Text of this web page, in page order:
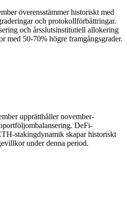
överensstämmer historiskt med
och protokollförbättringar.
och årsslutsinstitutiell allokering
med 50-70% högre framgångsgrader.
upprätthåller november-
DeFi-
stakingdynamik skapar historiskt
under denna period.